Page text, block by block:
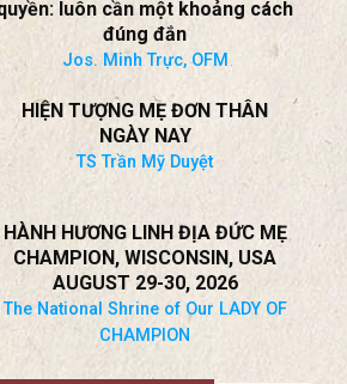
TS Trần Mỹ Duyệt
Vấn đề tương quan với chính
quyền: luôn cần một khoảng cách
đúng đắn
Jos. Minh Trực, OFM
HIỆN TƯỢNG MẸ ĐƠN THÂN
NGÀY NAY
TS Trần Mỹ Duyệt
HÀNH HƯƠNG LINH ĐỊA ĐỨC MẸ
CHAMPION, WISCONSIN, USA